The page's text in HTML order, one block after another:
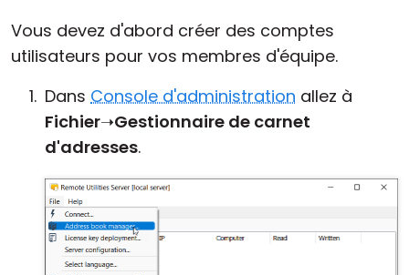
Vous devez d'abord créer des comptes
utilisateurs pour vos membres d'équipe.
Dans Console d'administration allez à
Fichier➝Gestionnaire de carnet
d'adresses.